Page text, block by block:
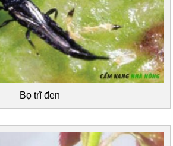
Bọ trĩ đen